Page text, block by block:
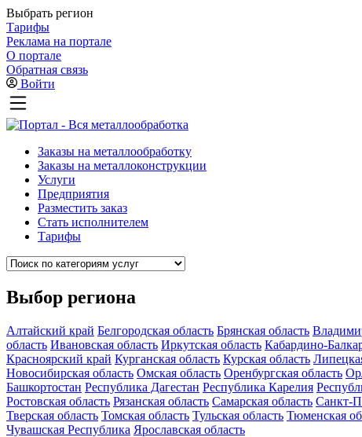
Выбрать регион
Тарифы
Реклама на портале
О портале
Обратная связь
Войти
Заказы на металлообработку
Заказы на металлоконструкции
Услуги
Предприятия
Разместить заказ
Стать исполнителем
Тарифы
Выбор региона
Алтайский край Белгородская область Брянская область
область Ивановская область Иркутская область Кабардино-
Красноярский край Курганская область Курская область
Новосибирская область Омская область Оренбургская область
Башкортостан Республика Дагестан Республика Карелия
Ростовская область Рязанская область Самарская область Санкт-
Тверская область Томская область Тульская область Тюменская
Чувашская Республика Ярославская область